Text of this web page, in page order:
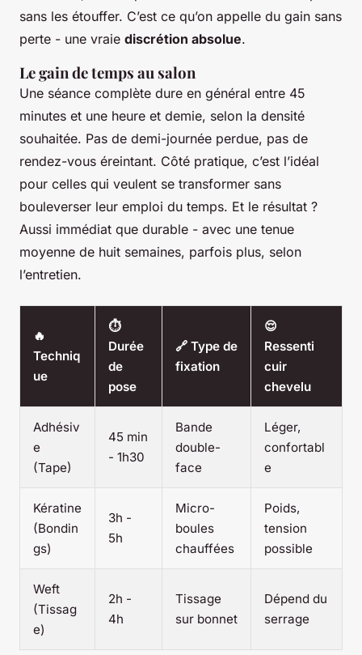
sans les étouffer. C’est ce qu’on appelle du gain sans
perte - une vraie discrétion absolue.
Le gain de temps au salon
Une séance complète dure en général entre 45
minutes et une heure et demie, selon la densité
souhaitée. Pas de demi-journée perdue, pas de
rendez-vous éreintant. Côté pratique, c’est l’idéal
pour celles qui veulent se transformer sans
bouleverser leur emploi du temps. Et le résultat ?
Aussi immédiat que durable - avec une tenue
moyenne de huit semaines, parfois plus, selon
l’entretien.
🔥
Techniq
ue
⏱️
Durée
de
pose
🔗 Type de
fixation
😌
Ressenti
cuir
chevelu
Adhésiv
e
(Tape)
45 min
- 1h30
Bande
double-
face
Léger,
confortabl
e
Kératine
(Bondin
gs)
3h -
5h
Micro-
boules
chauffées
Poids,
tension
possible
Weft
(Tissag
e)
2h -
4h
Tissage
sur bonnet
Dépend du
serrage